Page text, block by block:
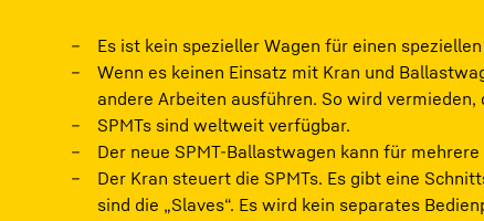
Es ist kein spezieller Wagen für einen
Wenn es keinen Einsatz mit Kran und
andere Arbeiten ausführen. So wird
SPMTs sind weltweit verfügbar.
Der neue SPMT-Ballastwagen kann für
Der Kran steuert die SPMTs. Es gibt eine
sind die „Slaves“. Es wird kein separates